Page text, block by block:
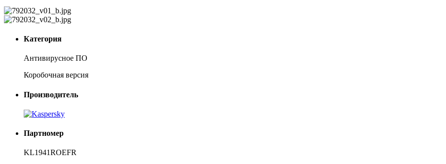
Категория
Антивирусное ПО
Коробочная версия
Производитель
Партномер
KL1941ROEFR